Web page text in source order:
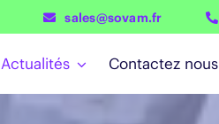
sales@sovam.fr
Actualités Contactez nous